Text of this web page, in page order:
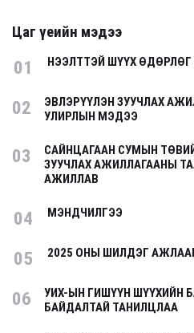
Цаг үеийн мэдээ
01 НЭЭЛТТЭЙ ШҮҮХ
02
ЭВЛЭРҮҮЛЭН ЗУУЧЛАХ
УЛИРЛЫН МЭДЭЭ
03
САЙНЦАГААН СУМЫН
ЗУУЧЛАХ АЖИЛЛАГААНЫ
АЖИЛЛАВ
04 МЭНДЧИЛГЭЭ
05 2025 ОНЫ ШИЛДЭГ
06
УИХ-ЫН ГИШҮҮН ШҮҮХИЙН
БАЙДАЛТАЙ ТАНИЛЦЛАА